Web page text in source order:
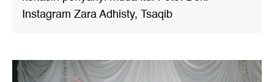
Instagram Zara Adhisty, Tsaqib